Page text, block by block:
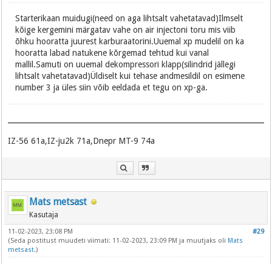
Starterikaan muidugi(need on aga lihtsalt vahetatavad)Ilmselt
kõige kergemini märgatav vahe on air injectoni toru mis viib
õhku hooratta juurest karburaatorini.Uuemal xp mudelil on ka
hooratta labad natukene kõrgemad tehtud kui vanal
mallil.Samuti on uuemal dekompressori klapp(silindrid jällegi
lihtsalt vahetatavad)Üldiselt kui tehase andmesildil on esimene
number 3 ja üles siin võib eeldada et tegu on xp-ga.
IZ-56 61a,IZ-ju2k 71a,Dnepr MT-9 74a
Mats metsast
Kasutaja
#29
11-02-2023, 23:08 PM
(Seda postitust muudeti viimati: 11-02-2023, 23:09 PM ja muutjaks oli Mats
metsast.)